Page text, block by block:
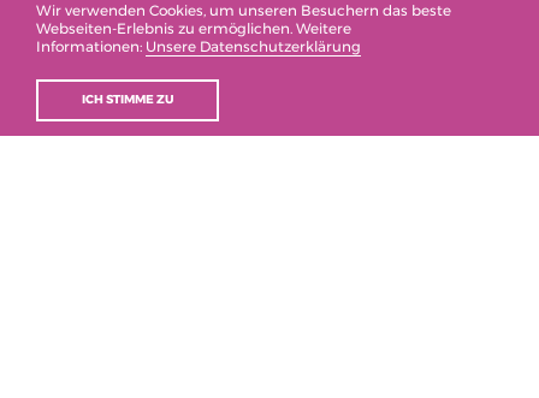
Geburtsdatum
Wir verwenden Cookies, um unseren Besuchern das beste
Webseiten-Erlebnis zu ermöglichen. Weitere
Informationen: Unsere Datenschutzerklärung
ICH STIMME ZU